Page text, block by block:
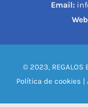
Email:
© 2023, REGALOS
Política de cookies |